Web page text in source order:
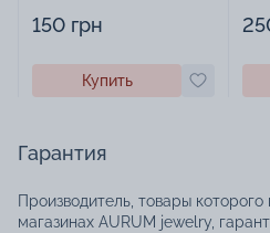
150 грн
Купить
Гарантия
Производитель, товары
магазинах AURUM jewelry,